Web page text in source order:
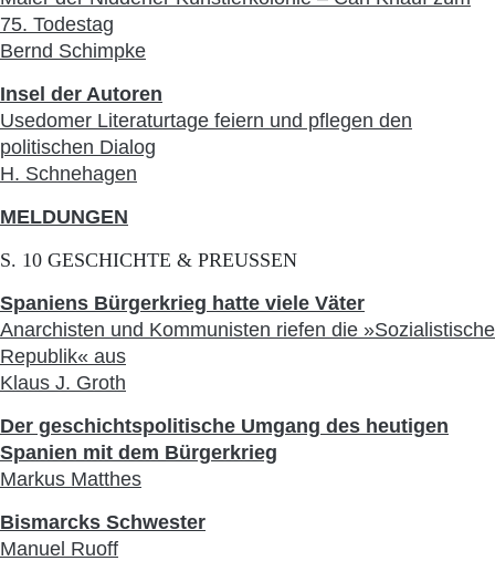
75. Todestag
Bernd Schimpke
Insel der Autoren
Usedomer Literaturtage feiern und pflegen den
politischen Dialog
H. Schnehagen
MELDUNGEN
S. 10 GESCHICHTE & PREUSSEN
Spaniens Bürgerkrieg hatte viele Väter
Anarchisten und Kommunisten riefen die »Sozialistische
Republik« aus
Klaus J. Groth
Der geschichtspolitische Umgang des heutigen
Spanien mit dem Bürgerkrieg
Markus Matthes
Bismarcks Schwester
Manuel Ruoff